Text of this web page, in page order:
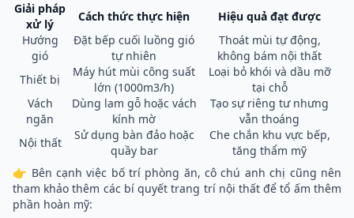
Giải pháp
xử lý
Cách thức thực hiện
Hiệu quả đạt được
Hướng
gió
Đặt bếp cuối luồng gió
tự nhiên
Thoát mùi tự động,
không bám nội thất
Thiết bị
Máy hút mùi công suất
lớn (1000m3/h)
Loại bỏ khói và dầu mỡ
tại chỗ
Vách
ngăn
Dùng lam gỗ hoặc vách
kính mờ
Tạo sự riêng tư nhưng
vẫn thoáng
Nội thất
Sử dụng bàn đảo hoặc
quầy bar
Che chắn khu vực bếp,
tăng thẩm mỹ
👉 Bên cạnh việc bố trí phòng ăn, cô chú anh chị cũng nên
tham khảo thêm các bí quyết trang trí nội thất để tổ ấm thêm
phần hoàn mỹ: